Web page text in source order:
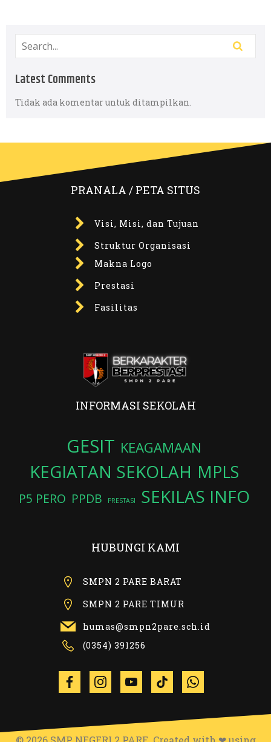
Latest Comments
Tidak ada komentar untuk ditampilkan.
PRANALA / PETA SITUS
Visi, Misi, dan Tujuan
Struktur Organisasi
Makna Logo
Prestasi
Fasilitas
INFORMASI SEKOLAH
GESIT KEAGAMAAN
KEGIATAN SEKOLAH MPLS
P5 PERO PPDB PRESTASI SEKILAS INFO
HUBUNGI KAMI
SMPN 2 PARE BARAT
SMPN 2 PARE TIMUR
humas@smpn2pare.sch.id
(0354) 391256